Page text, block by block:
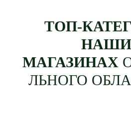
ТОП-
МАГАЗИНАХ
ЛЬНОГО